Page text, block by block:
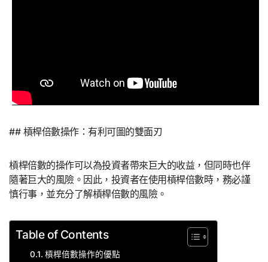
## 槓桿倍數操作：有利可圖的雙面刃
槓桿倍數的操作可以為投資者帶來巨大的收益，但同時也伴
隨著巨大的風險。因此，投資者在使用槓桿倍數時，務必謹
慎行事，並充分了解槓桿倍數的風險。
Table of Contents
槓桿倍數操作的優點